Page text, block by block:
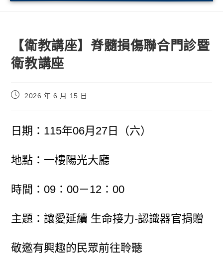
【衛教講座】脊髓損傷聯合門診暨
衛教講座
2026 年 6 月 15 日
日期：115年06月27日（六）
地點：一樓陽光大廳
時間：09：00－12：00
主題：讓愛延續 生命接力-認識器官捐贈
敬邀有興趣的民眾前往聆聽